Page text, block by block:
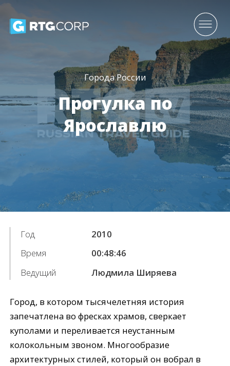
Города России
Прогулка по
Ярославлю
Год
2010
Время
00:48:46
Ведущий
Людмила Ширяева
Город, в котором тысячелетняя история
запечатлена во фресках храмов, сверкает
куполами и переливается неустанным
колокольным звоном. Многообразие
архитектурных стилей, который он вобрал в